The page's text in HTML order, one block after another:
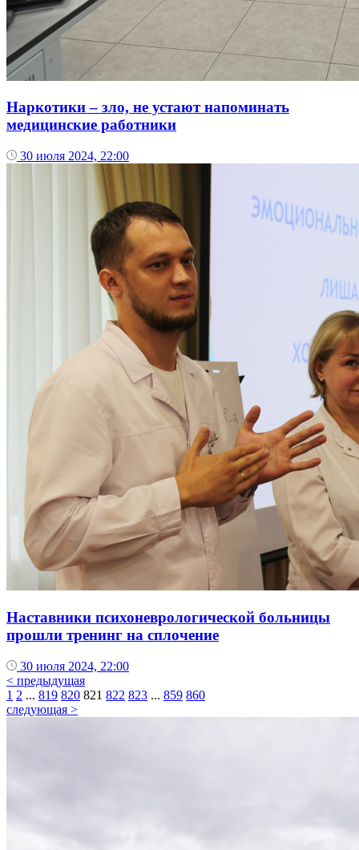
Наркотики – зло, не устают напоминать
медицинские работники
30 июля 2024, 22:00
Наставники психоневрологической больницы
прошли тренинг на сплочение
30 июля 2024, 22:00
< предыдущая
1 2 ... 819 820 821 822 823 ... 859 860
следующая >